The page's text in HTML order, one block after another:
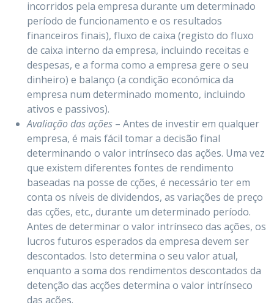
incorridos pela empresa durante um determinado
período de funcionamento e os resultados
financeiros finais), fluxo de caixa (registo do fluxo
de caixa interno da empresa, incluindo receitas e
despesas, e a forma como a empresa gere o seu
dinheiro) e balanço (a condição económica da
empresa num determinado momento, incluindo
ativos e passivos).
Avaliação das ações – Antes de investir em qualquer
empresa, é mais fácil tomar a decisão final
determinando o valor intrínseco das ações. Uma vez
que existem diferentes fontes de rendimento
baseadas na posse de cções, é necessário ter em
conta os níveis de dividendos, as variações de preço
das cções, etc., durante um determinado período.
Antes de determinar o valor intrínseco das ações, os
lucros futuros esperados da empresa devem ser
descontados. Isto determina o seu valor atual,
enquanto a soma dos rendimentos descontados da
detenção das acções determina o valor intrínseco
das ações.